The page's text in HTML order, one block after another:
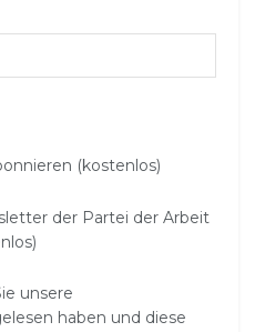
(kostenlos)
der Partei der Arbeit
unsere
haben und diese